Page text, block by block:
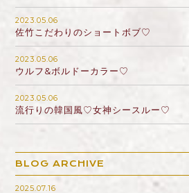
2023.05.06
佐竹こだわりのショートボブ♡
2023.05.06
ウルフ&ボルドーカラー♡
2023.05.06
流行りの韓国風♡女神シースルー♡
BLOG ARCHIVE
2025.07.16